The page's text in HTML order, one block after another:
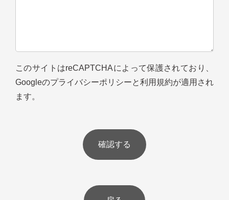
このフィールドは空のままにしてください。
このサイトはreCAPTCHAによって保護されており、
Googleのプライバシーポリシーと利用規約が適用され
ます。